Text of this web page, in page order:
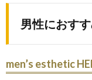
男性におす
men’s esthetic